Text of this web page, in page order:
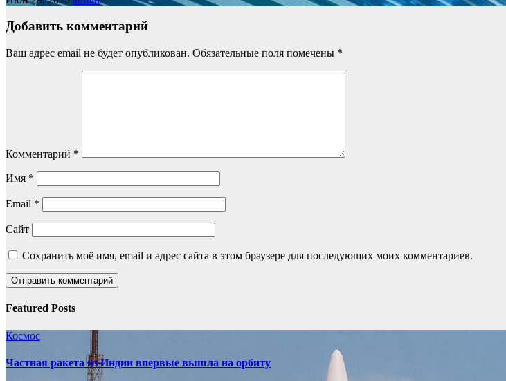
Добавить комментарий
Ваш адрес email не будет опубликован. Обязательные поля помечены *
Комментарий *
Имя *
Email *
Сайт
Сохранить моё имя, email и адрес сайта в этом браузере для последующих моих комментариев.
Featured Posts
Космос
Частная ракета из Индии впервые вышла на орбиту